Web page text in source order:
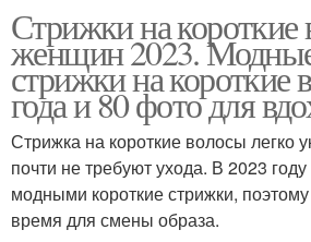
Стрижки на короткие
женщин 2023.
стрижки на короткие
года и 80 фото для
Стрижка на короткие волосы легко
почти не требуют ухода. В 2023
модными короткие стрижки,
время для смены образа.